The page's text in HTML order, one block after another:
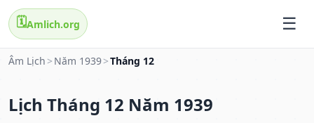
🗓️Amlich.org
Âm Lịch > Năm 1939>Tháng 12
Lịch Tháng 12 Năm 1939